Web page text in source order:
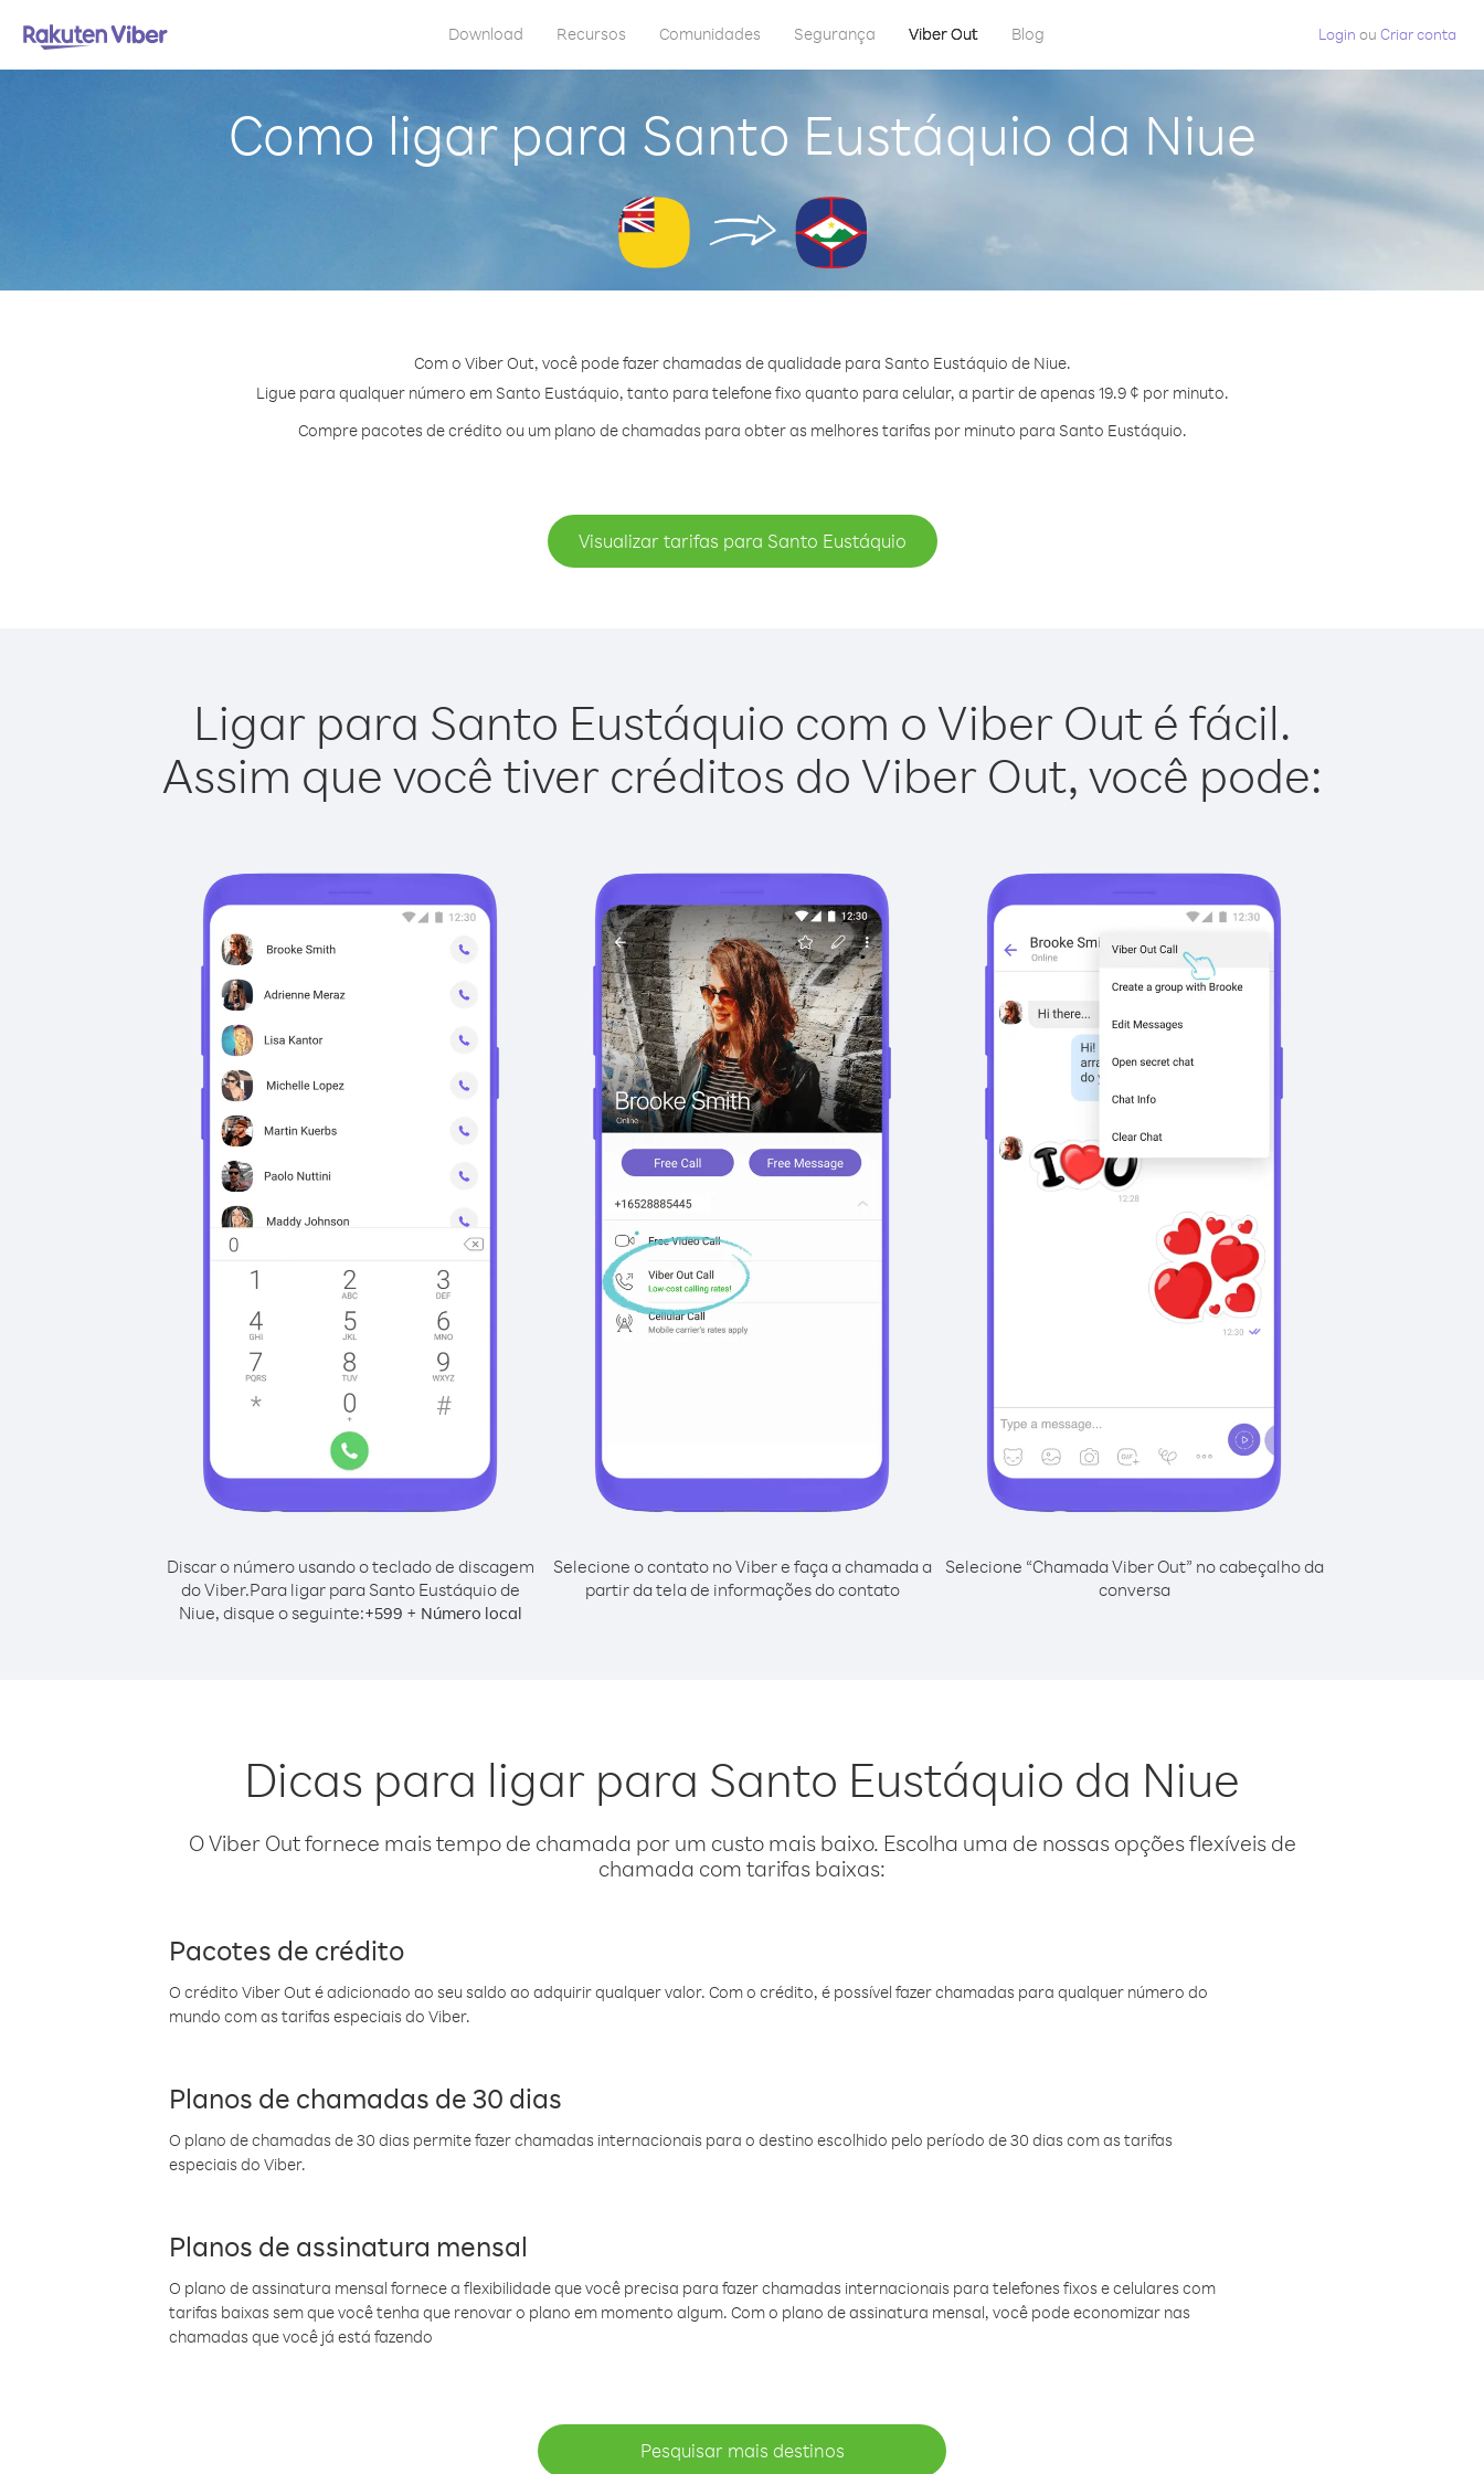
Download Recursos Comunidades Segurança Viber Out Blog Login ou Criar conta
Como ligar para Santo Eustáquio da Niue
Com o Viber Out, você pode fazer chamadas de qualidade para Santo Eustáquio de Niue.
Ligue para qualquer número em Santo Eustáquio, tanto para telefone fixo quanto para celular, a partir de apenas 19.9 ¢ por minuto.
Compre pacotes de crédito ou um plano de chamadas para obter as melhores tarifas por minuto para Santo Eustáquio.
Visualizar tarifas para Santo Eustáquio
Ligar para Santo Eustáquio com o Viber Out é fácil.
Assim que você tiver créditos do Viber Out, você pode:
Discar o número usando o teclado de discagem
do Viber.Para ligar para Santo Eustáquio de
Niue, disque o seguinte:+599 + Número local
Selecione o contato no Viber e faça a chamada a
partir da tela de informações do contato
Selecione “Chamada Viber Out” no cabeçalho da
conversa
Dicas para ligar para Santo Eustáquio da Niue
O Viber Out fornece mais tempo de chamada por um custo mais baixo. Escolha uma de nossas opções flexíveis de
chamada com tarifas baixas:
Pacotes de crédito
O crédito Viber Out é adicionado ao seu saldo ao adquirir qualquer valor. Com o crédito, é possível fazer chamadas para qualquer número do
mundo com as tarifas especiais do Viber.
Planos de chamadas de 30 dias
O plano de chamadas de 30 dias permite fazer chamadas internacionais para o destino escolhido pelo período de 30 dias com as tarifas
especiais do Viber.
Planos de assinatura mensal
O plano de assinatura mensal fornece a flexibilidade que você precisa para fazer chamadas internacionais para telefones fixos e celulares com
tarifas baixas sem que você tenha que renovar o plano em momento algum. Com o plano de assinatura mensal, você pode economizar nas
chamadas que você já está fazendo
Pesquisar mais destinos